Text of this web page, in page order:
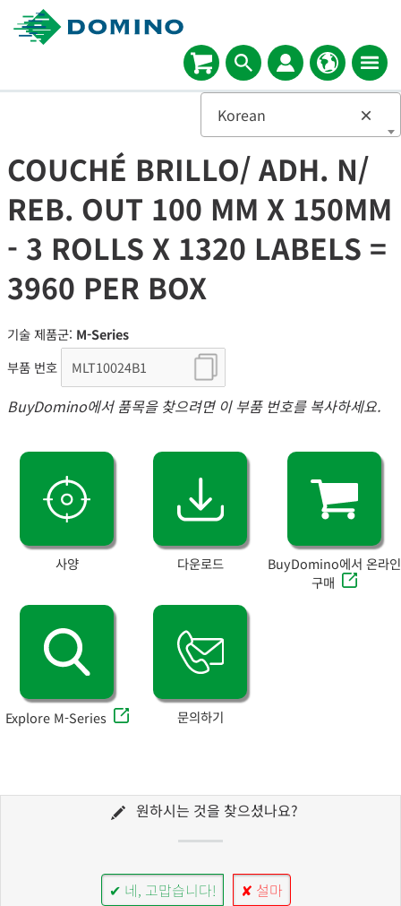
×
Korean
COUCHÉ BRILLO/ ADH. N/
REB. OUT 100 MM X 150MM
- 3 ROLLS X 1320 LABELS =
3960 PER BOX
기술 제품군: M-Series
부품 번호
BuyDomino에서 품목을 찾으려면 이 부품 번호를 복사하세요.
사양 다운로드
BuyDomino에서 온라인
구매
Explore M-Series 문의하기
원하시는 것을 찾으셨나요?
✔ 네, 고맙습니다! ✘ 설마